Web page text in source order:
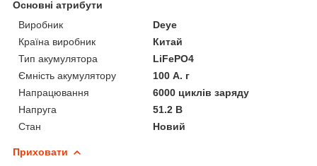
Основні атрибути
Виробник
Deye
Країна виробник
Китай
Тип акумулятора
LiFePO4
Ємність акумулятору
100 А. г
Напрацювання
6000 циклів заряду
Напруга
51.2 В
Стан
Новий
Приховати